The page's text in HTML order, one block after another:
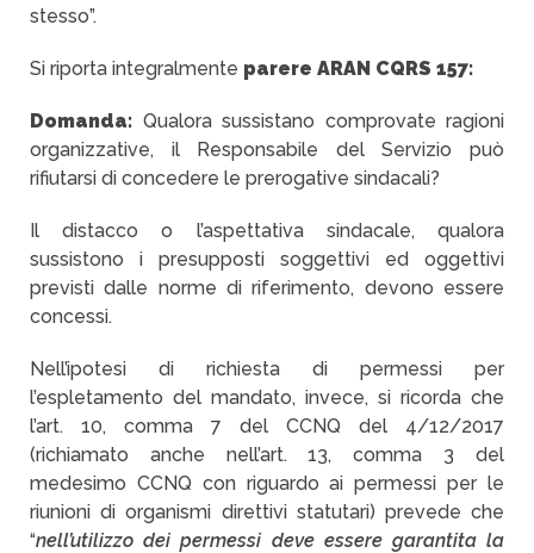
stesso”.
Si riporta integralmente parere ARAN CQRS 157:
Domanda: Qualora sussistano comprovate ragioni
organizzative, il Responsabile del Servizio può
rifiutarsi di concedere le prerogative sindacali?
Il distacco o l’aspettativa sindacale, qualora
sussistono i presupposti soggettivi ed oggettivi
previsti dalle norme di riferimento, devono essere
concessi.
Nell’ipotesi di richiesta di permessi per
l’espletamento del mandato, invece, si ricorda che
l’art. 10, comma 7 del CCNQ del 4/12/2017
(richiamato anche nell’art. 13, comma 3 del
medesimo CCNQ con riguardo ai permessi per le
riunioni di organismi direttivi statutari) prevede che
“nell’utilizzo dei permessi deve essere garantita la